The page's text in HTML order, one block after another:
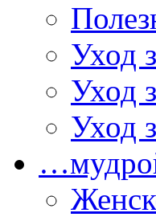
Уход
Уход
Уход